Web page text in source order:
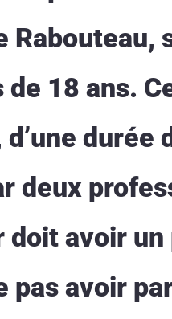
de 18 ans.
durée
deux
doit avoir
pas avoir